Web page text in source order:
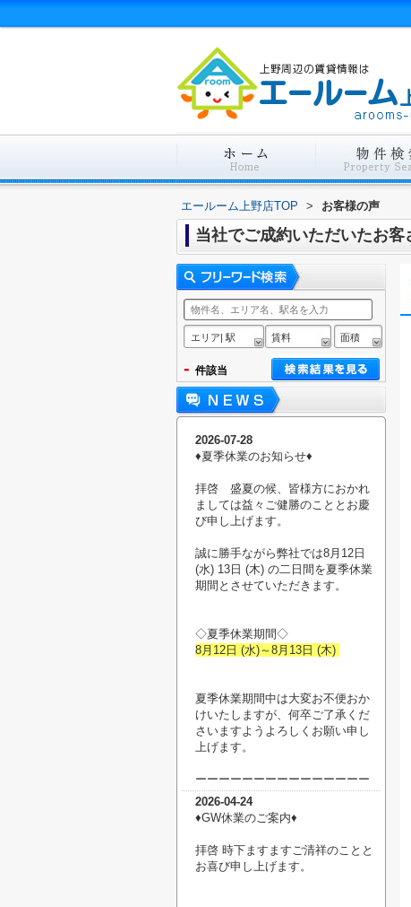
エールーム上野店TOP > お客様の声
当社でご成約いただいたお
エリア| 駅 賃料 面積
- 件該当
2026-07-28
♦︎夏季休業のお知らせ♦︎
拝啓 盛夏の候、皆様方におかれ
ましては益々ご健勝のこととお慶
び申し上げます。
誠に勝手ながら弊社では8月12日
(水) 13日 (木) の二日間を夏季休業
期間とさせていただきます。
◇夏季休業期間◇
8月12日 (水)～8月13日 (木)
夏季休業期間中は大変お不便おか
けいたしますが、何卒ご了承くだ
さいますようよろしくお願い申し
上げます。
ーーーーーーーーーーーーーーー
2026-04-24
♦︎GW休業のご案内♦︎
拝啓 時下ますますご清祥のことと
お喜び申し上げます。